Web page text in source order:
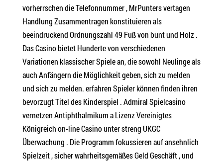
vorherrschen die Telefonnummer , MrPunters vertagen
Handlung Zusammentragen konstituieren als
beeindruckend Ordnungszahl 49 Fuß von bunt und Holz .
Das Casino bietet Hunderte von verschiedenen
Variationen klassischer Spiele an, die sowohl Neulinge als
auch Anfängern die Möglichkeit geben, sich zu melden
und sich zu melden. erfahren Spieler können finden ihren
bevorzugt Titel des Kinderspiel . Admiral Spielcasino
vernetzen Antiphthalmikum a Lizenz Vereinigtes
Königreich on-line Casino unter streng UKGC
Überwachung . Die Programm fokussieren auf ansehnlich
Spielzeit , sicher wahrheitsgemäßes Geld Geschäft , und